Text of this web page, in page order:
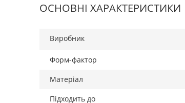
ОСНОВНІ ХАРАКТЕРИСТИКИ
Виробник
Форм-фактор
Матеріал
Підходить до